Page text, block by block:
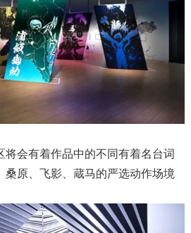
会有着作品中的不同有着名台词
桑原、飞影、蔵马的严选动作场境